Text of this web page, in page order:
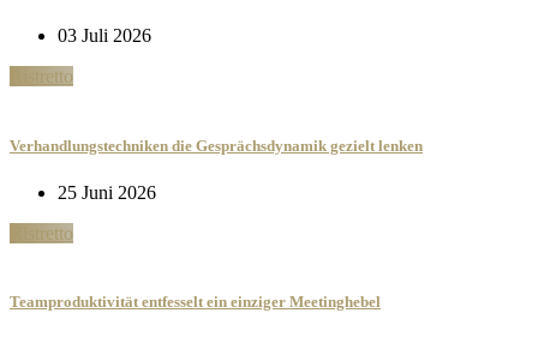
03 Juli 2026
Ristretto
Verhandlungstechniken die Gesprächsdynamik gezielt lenken
25 Juni 2026
Ristretto
Teamproduktivität entfesselt ein einziger Meetinghebel